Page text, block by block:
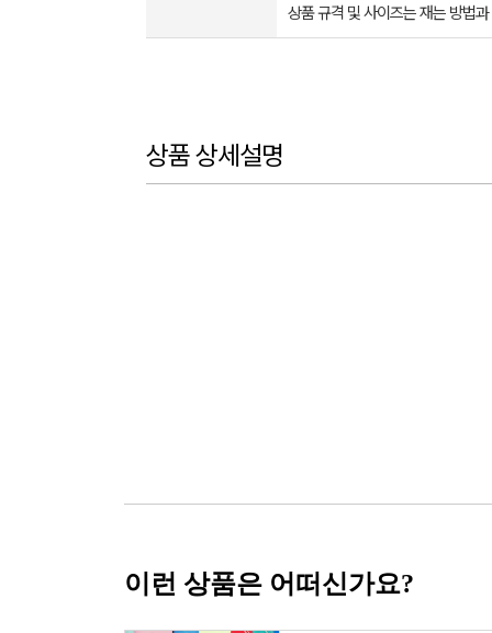
상품 규격 및 사이즈는 재는 방법
상품 상세설명
이런 상품은 어떠신가요?